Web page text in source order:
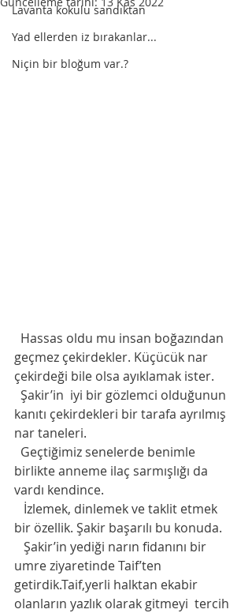
Lavanta kokulu sandıktan
Yad ellerden iz bırakanlar...
Niçin bir bloğum var.?
geçmez çekirdekler. Küçücük nar
çekirdeği bile olsa ayıklamak ister.
kanıtı çekirdekleri bir tarafa ayrılmış
nar taneleri.
birlikte anneme ilaç sarmışlığı da
vardı kendince.
bir özellik. Şakir başarılı bu konuda.
umre ziyaretinde Taif’ten
getirdik.Taif,yerli halktan ekabir
olanların yazlık olarak gitmeyi  tercih